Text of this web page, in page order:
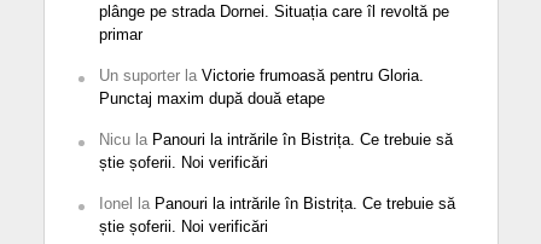
plânge pe strada Dornei. Situația care îl revoltă pe
primar
Un suporterla Victorie frumoasă pentru Gloria.
Punctaj maxim după două etape
Nicula Panouri la intrările în Bistrița. Ce trebuie să
știe șoferii. Noi verificări
Ionel la Panouri la intrările în Bistrița. Ce trebuie să
știe șoferii. Noi verificări